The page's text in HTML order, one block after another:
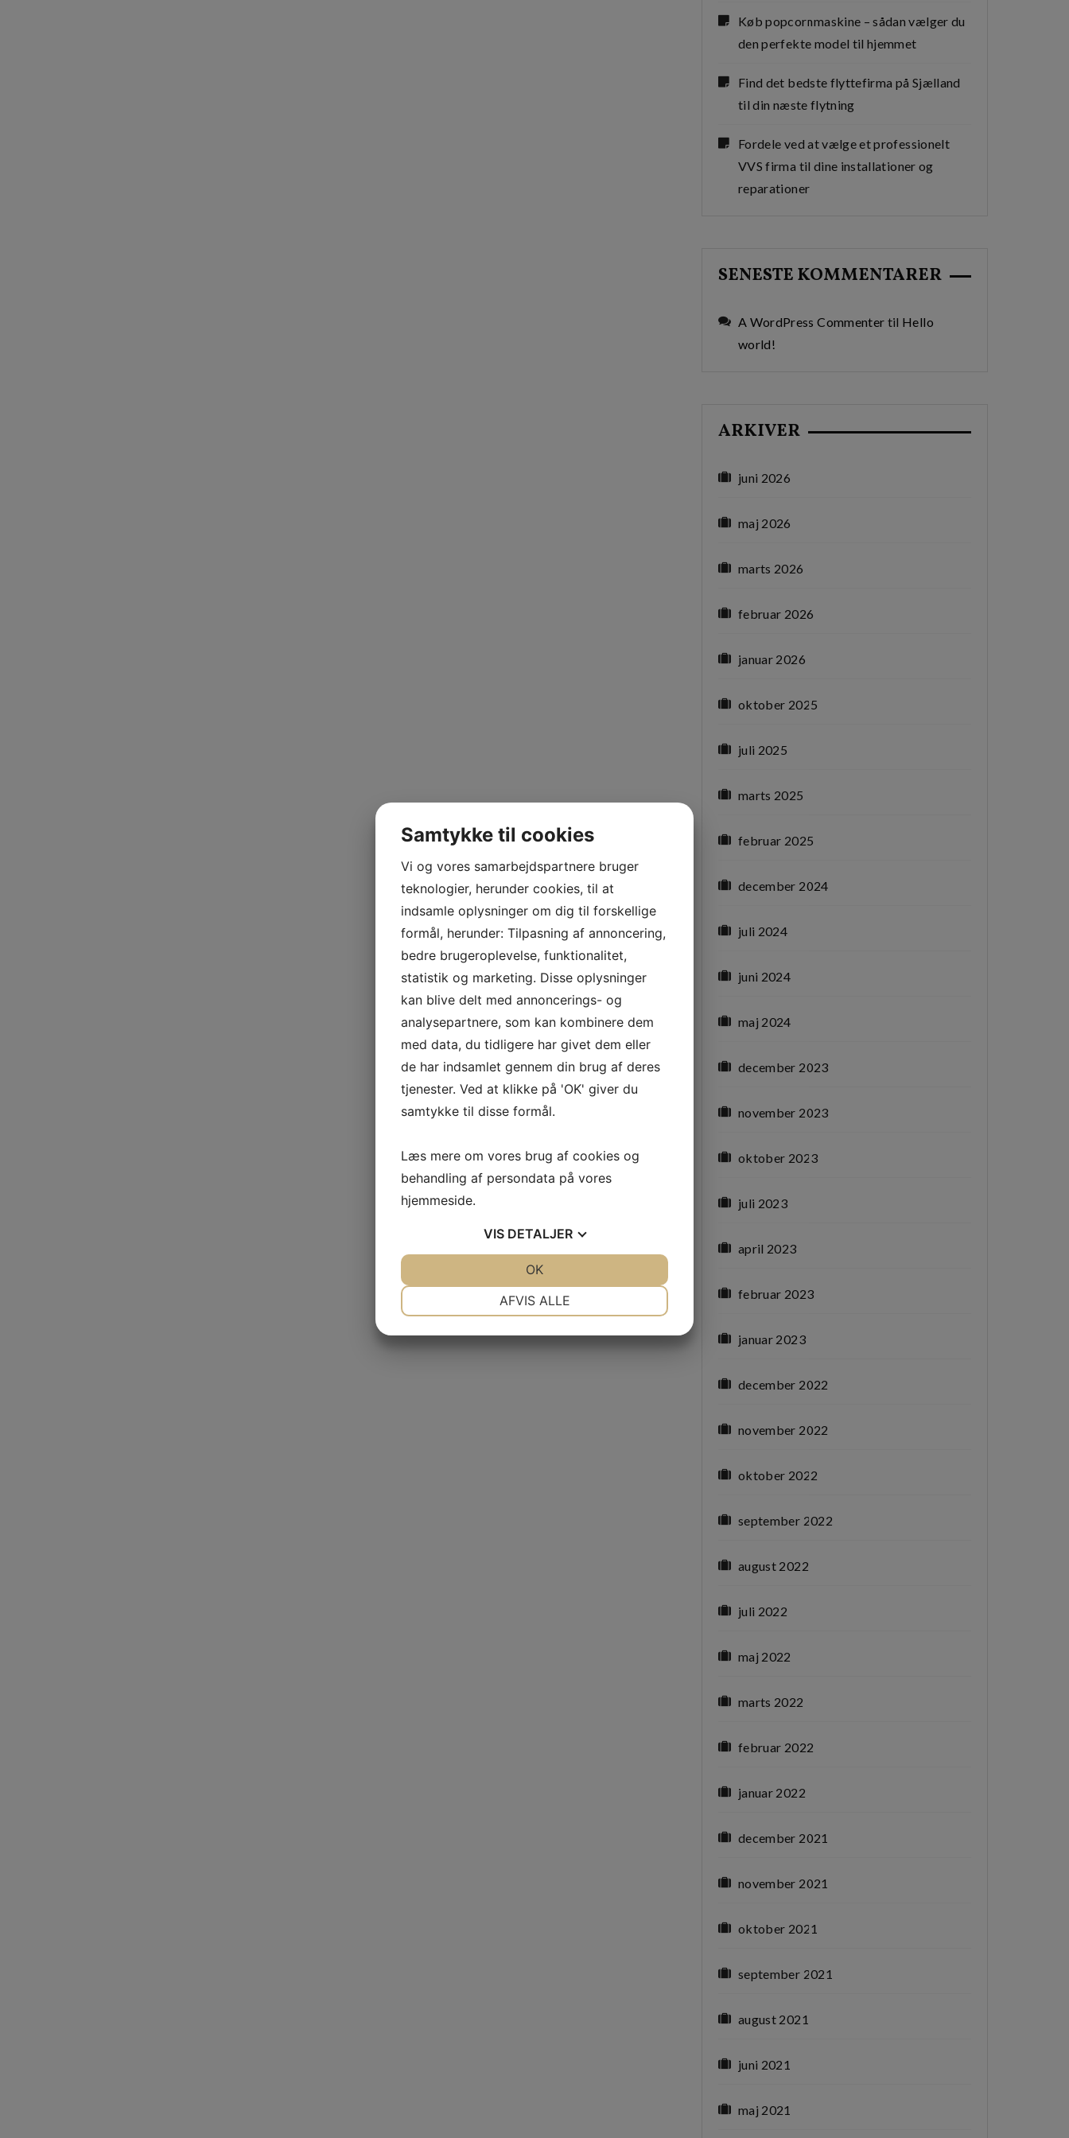
Køb popcornmaskine – sådan vælger du
den perfekte model til hjemmet
Find det bedste flyttefirma på Sjælland
til din næste flytning
Fordele ved at vælge et professionelt
VVS firma til dine installationer og
reparationer
SENESTE KOMMENTARER
A WordPress Commenter til Hello
world!
ARKIVER
juni 2026
maj 2026
marts 2026
februar 2026
januar 2026
oktober 2025
juli 2025
marts 2025
februar 2025
december 2024
juli 2024
juni 2024
maj 2024
december 2023
november 2023
oktober 2023
juli 2023
april 2023
februar 2023
januar 2023
december 2022
november 2022
oktober 2022
september 2022
august 2022
juli 2022
maj 2022
marts 2022
februar 2022
januar 2022
december 2021
november 2021
oktober 2021
september 2021
august 2021
juni 2021
maj 2021
Samtykke til cookies
Vi og vores samarbejdspartnere bruger
teknologier, herunder cookies, til at
indsamle oplysninger om dig til forskellige
formål, herunder: Tilpasning af annoncering,
bedre brugeroplevelse, funktionalitet,
statistik og marketing. Disse oplysninger
kan blive delt med annoncerings- og
analysepartnere, som kan kombinere dem
med data, du tidligere har givet dem eller
de har indsamlet gennem din brug af deres
tjenester. Ved at klikke på 'OK' giver du
samtykke til disse formål.
Læs mere om vores brug af cookies og
behandling af persondata på vores
hjemmeside.
VIS DETALJER
AFVIS ALLE
OK